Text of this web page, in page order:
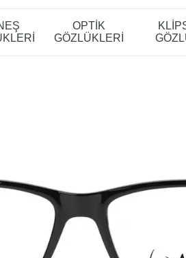
OPTİK
GÖZLÜKLERİ